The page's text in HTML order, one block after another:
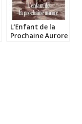
L’Enfant de la
Prochaine Aurore